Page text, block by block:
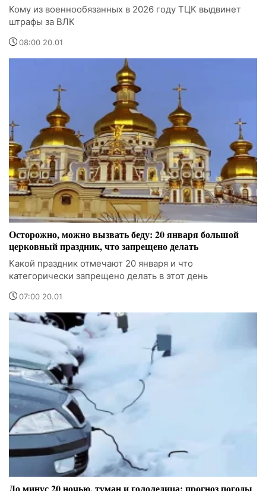
Кому из военнообязанных в 2026 году ТЦК выдвинет
штрафы за ВЛК
08:00 20.01
Осторожно, можно вызвать беду: 20 января большой
церковный праздник, что запрещено делать
Какой праздник отмечают 20 января и что
категорически запрещено делать в этот день
07:00 20.01
До минус 20 ночью, туман и гололедица: прогноз погоды